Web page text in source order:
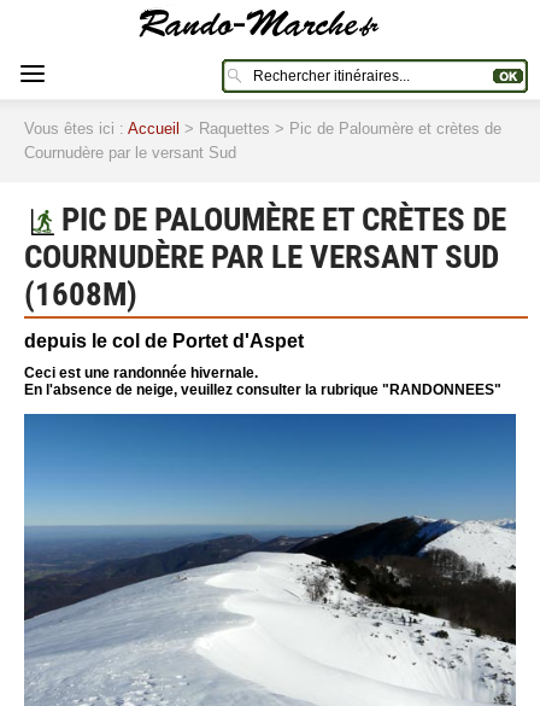
Vous êtes ici : Accueil > Raquettes > Pic de Paloumère et crètes de
Cournudère par le versant Sud
PIC DE PALOUMÈRE ET CRÈTES DE
COURNUDÈRE PAR LE VERSANT SUD
(1608M)
depuis le col de Portet d'Aspet
Ceci est une randonnée hivernale.
En l'absence de neige, veuillez consulter la rubrique "RANDONNEES"